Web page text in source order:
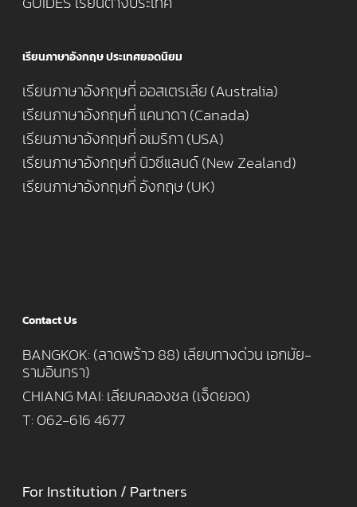
เรียนภาษาอังกฤษ ประเทศยอดนิยม
เรียนภาษาอังกฤษที่ ออสเตรเลีย (Australia)
เรียนภาษาอังกฤษที่ แคนาดา (Canada)
เรียนภาษาอังกฤษที่ อเมริกา (USA)
เรียนภาษาอังกฤษที่ นิวซีแลนด์ (New Zealand)
เรียนภาษาอังกฤษที่ อังกฤษ (UK)
Contact Us
BANGKOK: (ลาดพร้าว 88) เลียบทางด่วน เอกมัย-
รามอินทรา)
CHIANG MAI: เลียบคลองชล (เจ็ดยอด)
T: 062-616 4677
For Institution / Partners